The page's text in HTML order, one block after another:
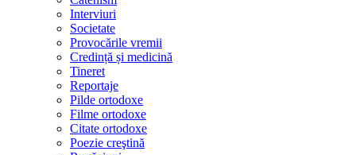
Interviuri
Societate
Provocările vremii
Credință și medicină
Tineret
Reportaje
Pilde ortodoxe
Filme ortodoxe
Citate ortodoxe
Poezie creştină